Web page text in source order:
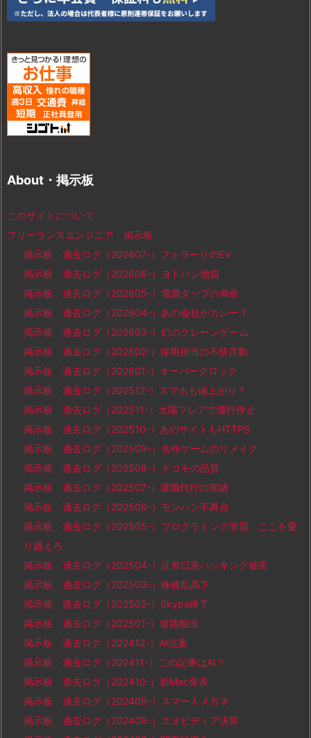
About・掲示板
このサイトについて
フリーランスエンジニア 掲示板
掲示板 過去ログ（202607-）フェラーリのEV
掲示板 過去ログ（202606-）ヨドバシ池袋
掲示板 過去ログ（202605-）電源タップの寿命
掲示板 過去ログ（202604-）あの会社がカレー？
掲示板 過去ログ（202603-）幻のクレーンゲーム
掲示板 過去ログ（202602-）採用担当の不快言動
掲示板 過去ログ（202601-）オーバークロック
掲示板 過去ログ（202512-）スマホも値上がり？
掲示板 過去ログ（202511-）太陽フレアで運行停止
掲示板 過去ログ（202510-）あのサイトもHTTPS
掲示板 過去ログ（202509-）名作ゲームのリメイク
掲示板 過去ログ（202508-）ドコモの品質
掲示板 過去ログ（202507-）退職代行の実績
掲示板 過去ログ（202506-）モンハン不具合
掲示板 過去ログ（202505-）プログラミング学習、ここを乗
り越えろ
掲示板 過去ログ（202504-）証券口座ハッキング被害
掲示板 過去ログ（202503-）株価乱高下
掲示板 過去ログ（202502-）Skype終了
掲示板 過去ログ（202501-）道路陥没
掲示板 過去ログ（202412-）AI法案
掲示板 過去ログ（202411-）この記事はAI？
掲示板 過去ログ（202410-）新Mac発表
掲示板 過去ログ（202409-）スマートメガネ
掲示板 過去ログ（202408-）エヌビディア決算